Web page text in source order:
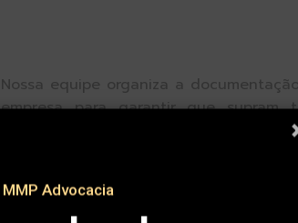
Nossa equipe organiza a
empresa para garantir que supram
realização do trabalho. Nessa
documentos ou informaÃ§Ãµes a fim
assegurar a realização de um trabalho